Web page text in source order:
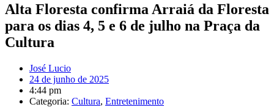
Alta Floresta confirma Arraiá da Floresta
para os dias 4, 5 e 6 de julho na Praça da
Cultura
José Lucio
24 de junho de 2025
4:44 pm
Categoria: Cultura, Entretenimento